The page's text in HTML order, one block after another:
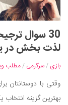
آشپزی
سفر و
ایران
جهان
موفقیت و
30 سوال
لذت بخش در
بازی /سرگرمی /مطلب
وقتی با دوستانتان
بهترین گزینه